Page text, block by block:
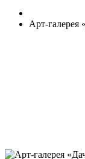
Арт-галерея